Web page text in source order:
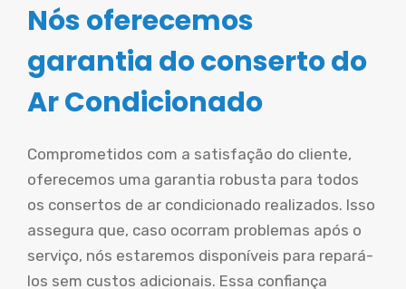
Nós oferecemos
garantia do conserto do
Ar Condicionado
Comprometidos com a satisfação do cliente,
oferecemos uma garantia robusta para todos
os consertos de ar condicionado realizados. Isso
assegura que, caso ocorram problemas após o
serviço, nós estaremos disponíveis para repará-
los sem custos adicionais. Essa confiança